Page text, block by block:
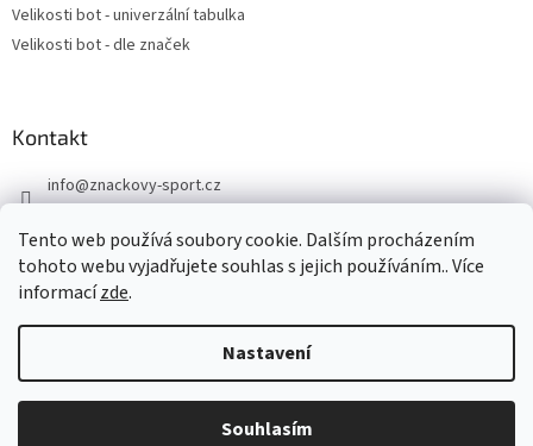
Tento web používá soubory cookie. Dalším procházením
tohoto webu vyjadřujete souhlas s jejich používáním.. Více
informacízde.
Nastavení
Souhlasím
DOVOLENÁ - objednávky přijaté nyní odešleme v pondělí 10.8.
Velikosti bot - univerzální tabulka
Velikosti bot - dle značek
Kontakt
info@znackovy-sport.cz
Vytvořil Shoptet
Značkový sport. Všechna práva vyhrazena.